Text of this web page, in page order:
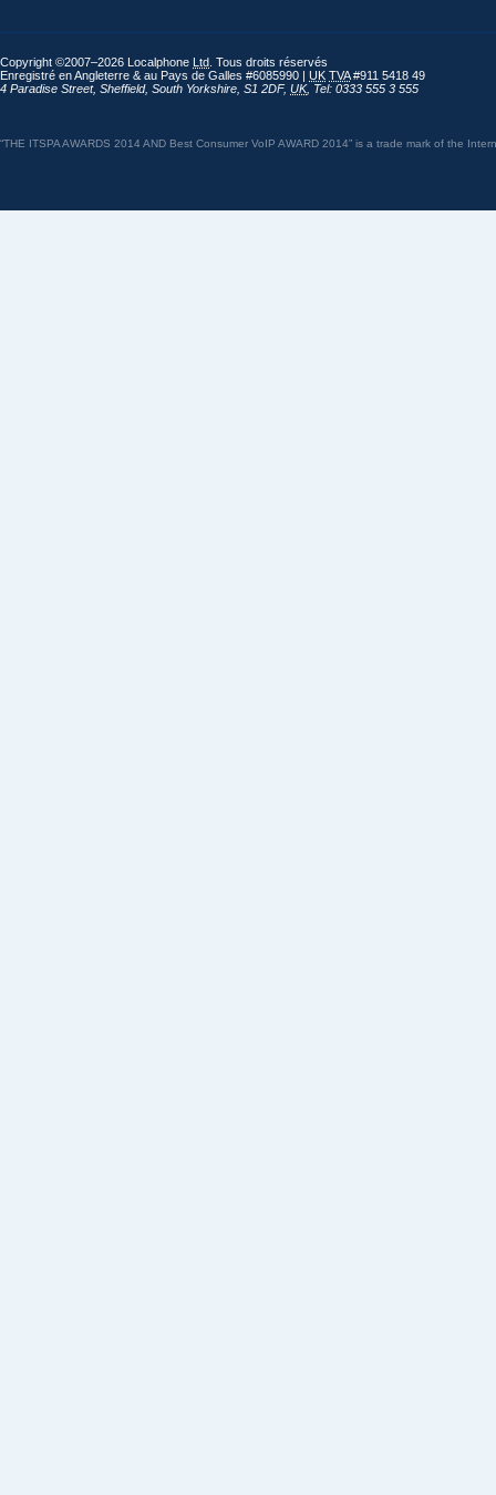
Copyright ©2007–2026 Localphone Ltd . Tous droits réservés
Enregistré en Angleterre & au Pays de Galles #6085990 | UK TVA#911 5418 49
4 Paradise Street, Sheffield, South Yorkshire S1 2DF, UK, Tel: 0333 555 3 555
“THE ITSPA AWARDS 2014 AND Best Consumer VoIP AWARD 2014” is a trade mark of the